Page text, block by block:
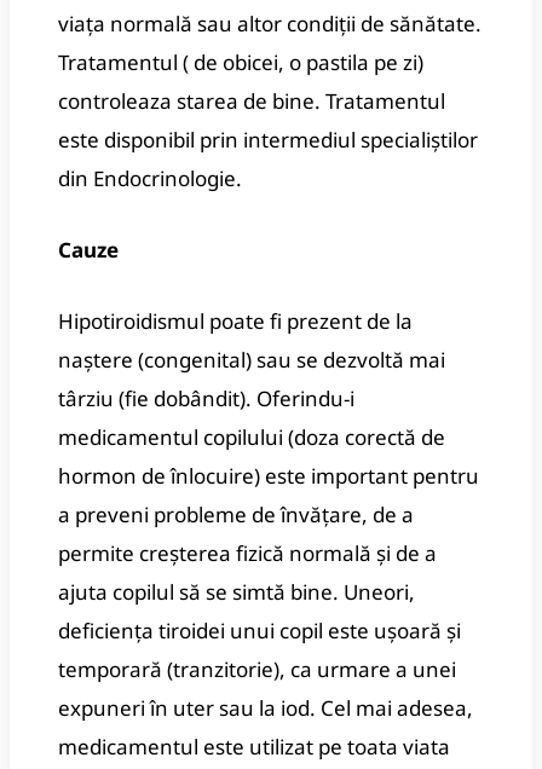
viața normală sau altor condiții de sănătate.
Tratamentul ( de obicei, o pastila pe zi)
controleaza starea de bine. Tratamentul
este disponibil prin intermediul specialiștilor
din Endocrinologie.
Cauze
Hipotiroidismul poate fi prezent de la
naștere (congenital) sau se dezvoltă mai
târziu (fie dobândit). Oferindu-i
medicamentul copilului (doza corectă de
hormon de înlocuire) este important pentru
a preveni probleme de învățare, de a
permite creșterea fizică normală și de a
ajuta copilul să se simtă bine. Uneori,
deficiența tiroidei unui copil este ușoară și
temporară (tranzitorie), ca urmare a unei
expuneri în uter sau la iod. Cel mai adesea,
medicamentul este utilizat pe toata viata